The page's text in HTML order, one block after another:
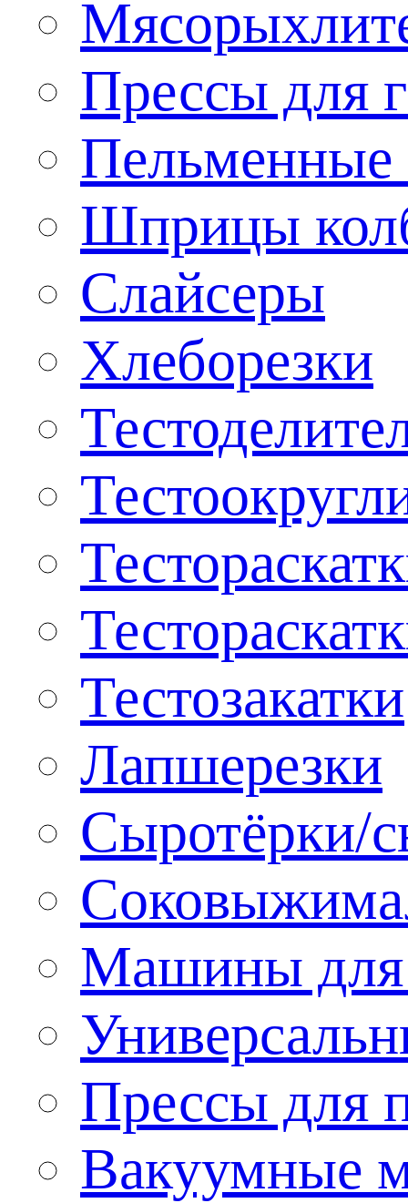
Прессы для
Пельменные
Шприцы
Слайсеры
Хлеборезки
Тестозакатки
Лапшерезки
Сыротёрки/
Машины для
Прессы для
Вакуумные